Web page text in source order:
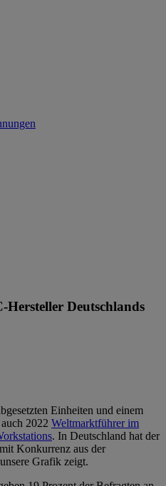
Hersteller Deutschlands
Einheiten und einem
2022 Weltmarktführer im
. In Deutschland hat der
Konkurrenz aus der
Grafik zeigt.